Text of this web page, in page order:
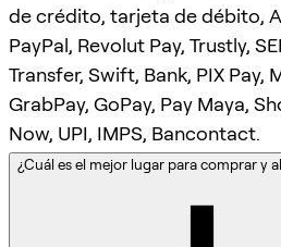
de crédito, tarjeta de débito,
PayPal, Revolut Pay, Trustly,
Transfer, Swift, Bank, PIX Pay,
GrabPay, GoPay, Pay Maya,
Now, UPI, IMPS, Bancontact.
¿Cuál es el mejor lugar para comprar y